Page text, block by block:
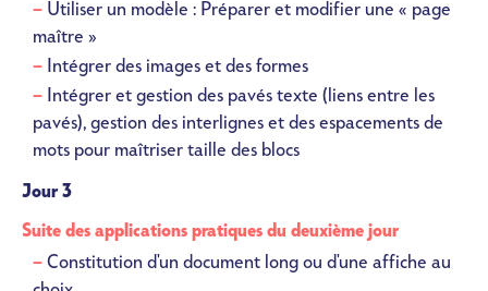
Utiliser un modèle : Préparer et modifier une « page
maître »
Intégrer des images et des formes
Intégrer et gestion des pavés texte (liens entre les
pavés), gestion des interlignes et des espacements de
mots pour maîtriser taille des blocs
Jour 3
Suite des applications pratiques du deuxième jour
Constitution d'un document long ou d'une affiche au